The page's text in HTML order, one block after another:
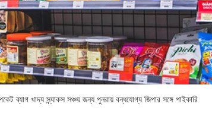
ব্যাগ খাদ্য স্ন্যাকস সঞ্চয় জন্য পুনরায় বন্ধযোগ্য জিপার সঙ্গে পাইকারি